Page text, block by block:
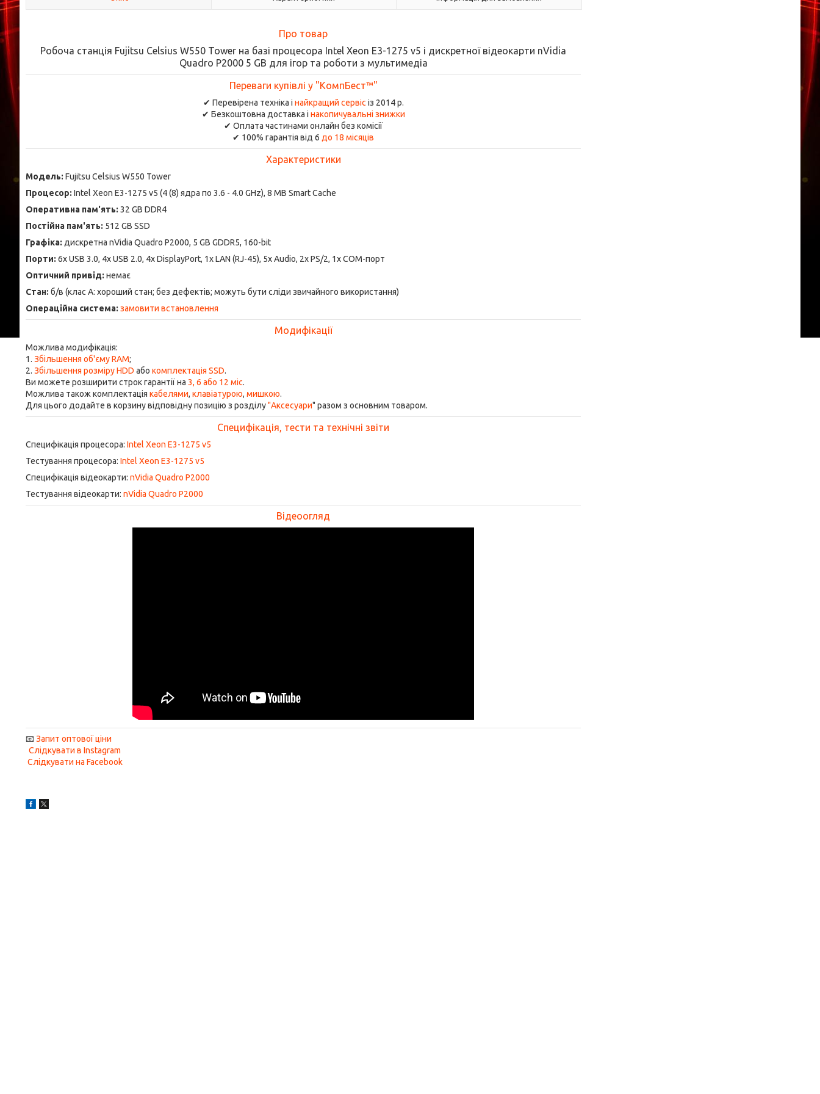
Про товар
Робоча станція Fujitsu Celsius W550 Tower на базі процесора Intel Xeon E3-1275 v5 і дискретної відеокарти nVidia
Quadro P2000 5 GB для ігор та роботи з мультимедіа
Переваги купівлі у "КомпБест™"
✔ Перевірена техніка і найкращий сервіс із 2014 р.
✔ Безкоштовна доставка і накопичувальні знижки
✔ Оплата частинами онлайн без комісії
✔ 100% гарантія від 6 до 18 місяців
Характеристики
Модель: Fujitsu Celsius W550 Tower
Процесор: Intel Xeon E3-1275 v5 (4 (8) ядра по 3.6 - 4.0 GHz), 8 MB Smart Cache
Оперативна пам'ять: 32 GB DDR4
Постійна пам'ять: 512 GB SSD
Графіка: дискретна nVidia Quadro P2000, 5 GB GDDR5, 160-bit
Порти: 6x USB 3.0, 4x USB 2.0, 4x DisplayPort, 1x LAN (RJ-45), 5x Audio, 2x PS/2, 1x COM-порт
Оптичний привід: немає
Стан: б/в (клас А: хороший стан; без дефектів; можуть бути сліди звичайного використання)
Операційна система: замовити встановлення
Модифікації
Можлива модифікація:
1. Збільшення об'єму RAM;
2. Збільшення розміру HDD або комплектація SSD.
Ви можете розширити строк гарантії на 3, 6 або 12 міс.
Можлива також комплектація кабелями, клавіатурою, мишкою.
Для цього додайте в корзину відповідну позицію з розділу"Аксесуари" разом з основним товаром.
Специфікація, тести та технічні звіти
Специфікація процесора: Intel Xeon E3-1275 v5
Тестування процесора: Intel Xeon E3-1275 v5
Специфікація відеокарти: nVidia Quadro P2000
Тестування відеокарти: nVidia Quadro P2000
Відеоогляд
📧Запит оптової ціни
Слідкувати в Instagram
Слідкувати на Facebook